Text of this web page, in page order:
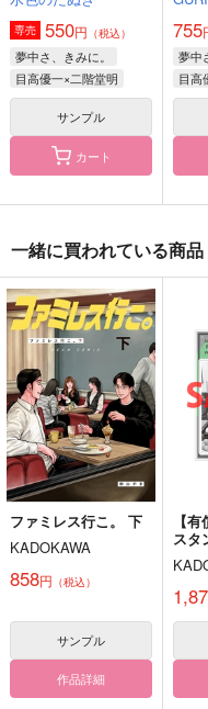
Assortment2
944
成田狂児×岡聡実
サンプル
作品詳細
ふ
んに
寝落
握りの素
858 （税込）
山田利吉×小松田秀作
きみ
神空
330
漣
専売 550円 （税込）
夢中さ、きみに。
目高優一×二階堂明
サンプル
カート
755
夢中
目高
一緒に買われている商品
ファミレス行こ。 下
KADOKAWA
858円 （税込）
サンプル
作品詳細
【
スタ
行こ
通常